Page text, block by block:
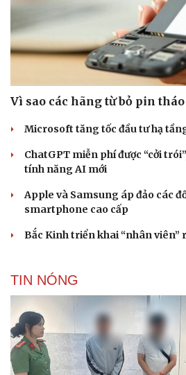
Vì sao các hãng từ bỏ pin
Microsoft tăng tốc đầu tư hạ
ChatGPT miễn phí được “cởi
tính năng AI mới
Apple và Samsung áp đảo các
smartphone cao cấp
Bắc Kinh triển khai “nhân viên”
TIN NÓNG